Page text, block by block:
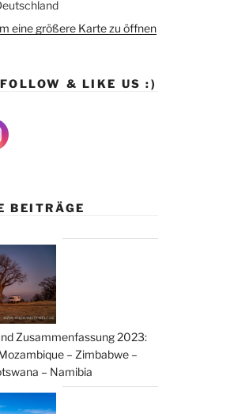
& LIKE US :)
BEITRÄGE
Zusammenfassung 2023:
– Zimbabwe –
– Namibia